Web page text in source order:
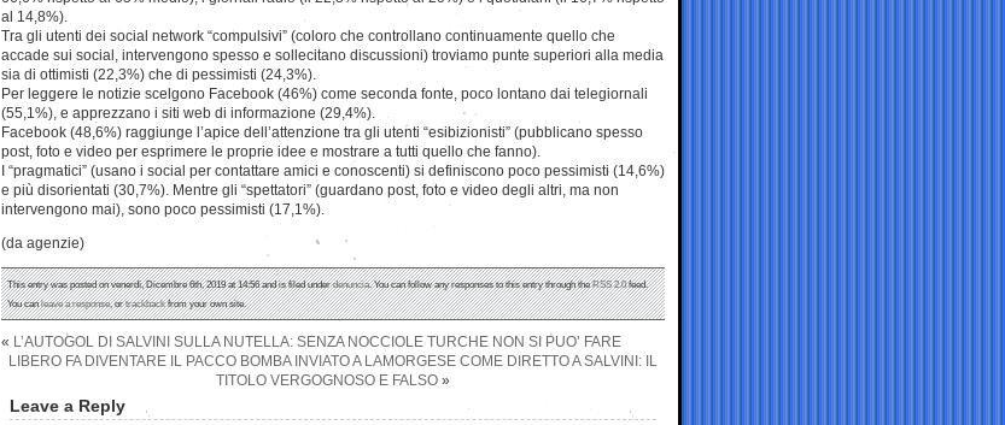
al 14,8%).
Tra gli utenti dei social network “compulsivi” (coloro che controllano continuamente quello che
accade sui social, intervengono spesso e sollecitano discussioni) troviamo punte superiori alla media
sia di ottimisti (22,3%) che di pessimisti (24,3%).
Per leggere le notizie scelgono Facebook (46%) come seconda fonte, poco lontano dai telegiornali
(55,1%), e apprezzano i siti web di informazione (29,4%).
Facebook (48,6%) raggiunge l’apice dell’attenzione tra gli utenti “esibizionisti” (pubblicano spesso
post, foto e video per esprimere le proprie idee e mostrare a tutti quello che fanno).
I “pragmatici” (usano i social per contattare amici e conoscenti) si definiscono poco pessimisti (14,6%)
e più disorientati (30,7%). Mentre gli “spettatori” (guardano post, foto e video degli altri, ma non
intervengono mai), sono poco pessimisti (17,1%).
(da agenzie)
This entry was posted on venerdì, Dicembre 6th, 2019 at 14:56 and is filed underdenuncia. You can follow any responses to this entry through theRSS 2.0feed.
You canleave a response, ortrackbackfrom your own site.
« L’AUTOGOL DI SALVINI SULLA NUTELLA: SENZA NOCCIOLE TURCHE NON SI PUO’ FARE
LIBERO FA DIVENTARE IL PACCO BOMBA INVIATO A LAMORGESE COME DIRETTO A SALVINI: IL
TITOLO VERGOGNOSO E FALSO »
Leave a Reply